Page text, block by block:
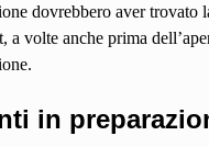
dovrebbero aver trovato
a volte anche prima
in